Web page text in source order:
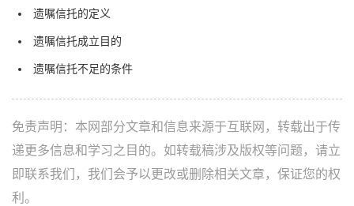
遗嘱信托的定义
遗嘱信托成立目的
遗嘱信托不足的条件
免责声明：本网部分文章和信息来源于互联网，转载出于传
递更多信息和学习之目的。如转载稿涉及版权等问题，请立
即联系我们，我们会予以更改或删除相关文章，保证您的权
利。